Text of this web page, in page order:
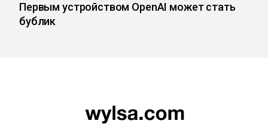
Первым устройством OpenAI может стать
бублик